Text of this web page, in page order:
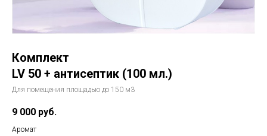
Комплект
LV 50 + антисептик (100 мл.)
Для помещения площадью до 150 м3
9 000 руб.
Аромат